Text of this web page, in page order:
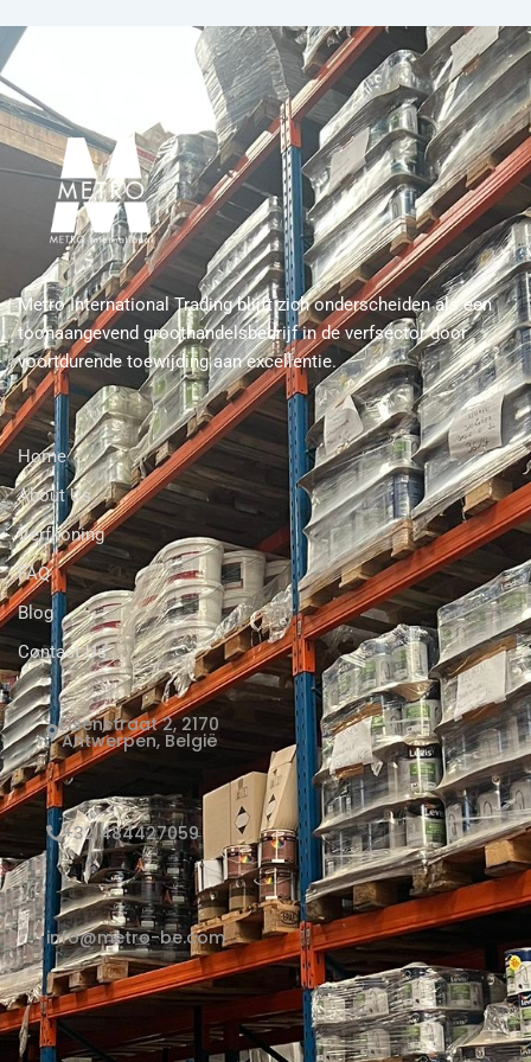
Metro International Trading blijft zich onderscheiden als een
toonaangevend groothandelsbedrijf in de verfsector door
voortdurende toewijding aan excellentie.
Home
About Us
Verfkoning
FAQ
Blog
Contact Us
Elsenstraat 2, 2170
Antwerpen, België
+32 484427059
info@metro-be.com